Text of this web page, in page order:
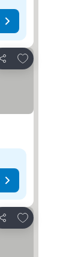
Κοινοποίηση
Προσθήκη
Κοινοποίηση
Προσθήκη